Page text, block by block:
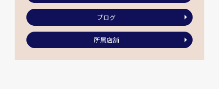
ブログ
所属店舗